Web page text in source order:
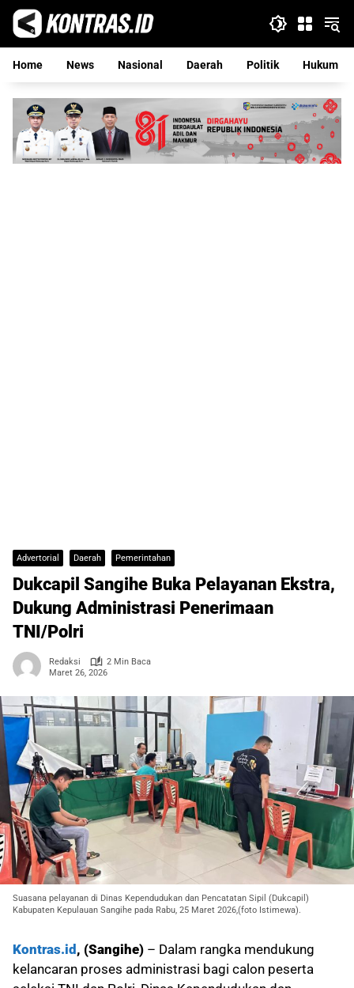
Langsung
konten
Home
News Nasional Daerah Politik Hukum
Advertorial Daerah Pemerintahan
Dukcapil Sangihe Buka Pelayanan Ekstra,
Dukung Administrasi Penerimaan
TNI/Polri
Redaksi
2 Min Baca
Maret 26, 2026
Suasana pelayanan di Dinas Kependudukan dan Pencatatan Sipil (Dukcapil)
Kabupaten Kepulauan Sangihe pada Rabu, 25 Maret 2026,(foto Istimewa).
Kontras.id , (Sangihe) – Dalam rangka mendukung
kelancaran proses administrasi bagi calon peserta